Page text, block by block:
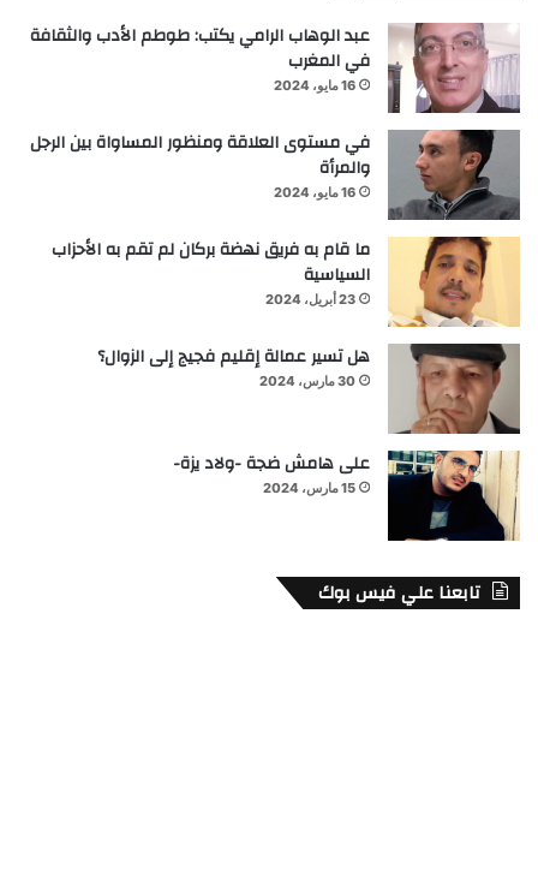
عبد الوهاب الرامي يكتب: طوطم الأدب والثقافة
في المغرب
16 مايو، 2024
في مستوى العلاقة ومنظور المساواة بين الرجل
والمرأة
16 مايو، 2024
ما قام به فريق نهضة بركان لم تقم به الأحزاب
السياسية
23 أبريل، 2024
هل تسير عمالة إقليم فجيج إلى الزوال؟
30 مارس، 2024
على هامش ضجة -ولاد يزة-
15 مارس، 2024
تابعنا علي فيس بوك